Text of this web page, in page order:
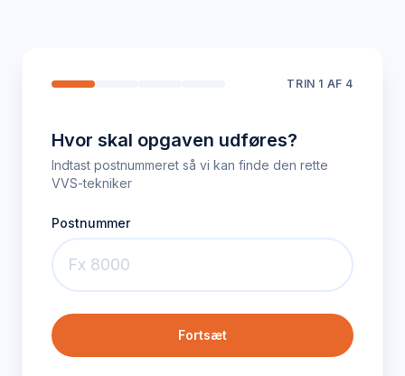
TRIN 1 AF 4
Hvor skal opgaven udføres?
Indtast postnummeret så vi kan finde den rette
VVS-tekniker
Postnummer
Fortsæt